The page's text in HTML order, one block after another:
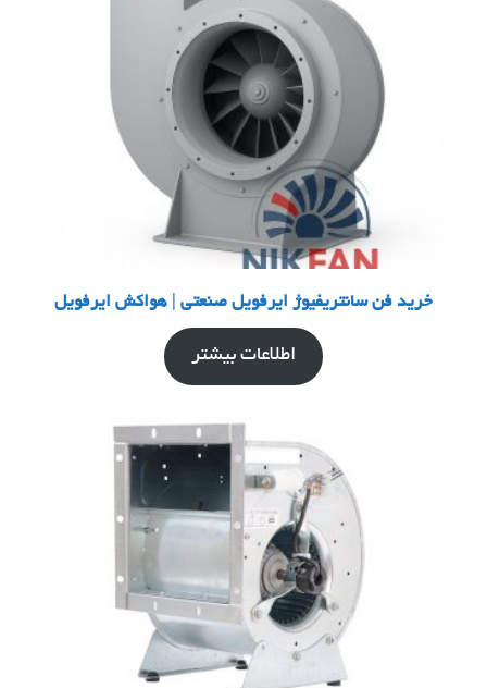
خرید فن سانتریفیوژ ایرفویل صنعتی | هواکش ایرفویل
اطلاعات بیشتر